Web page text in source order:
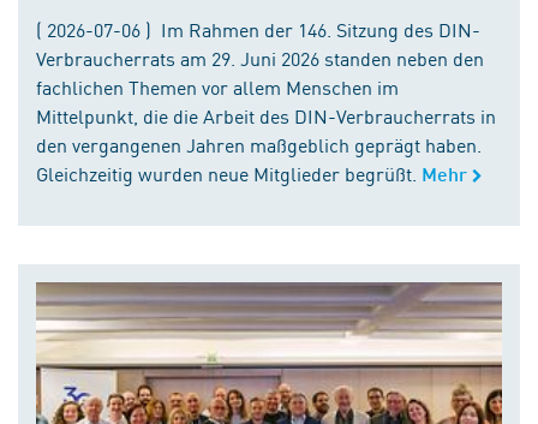
( 2026-07-06 ) Im Rahmen der 146. Sitzung des DIN-
Verbraucherrats am 29. Juni 2026 standen neben den
fachlichen Themen vor allem Menschen im
Mittelpunkt, die die Arbeit des DIN-Verbraucherrats in
den vergangenen Jahren maßgeblich geprägt haben.
Gleichzeitig wurden neue Mitglieder begrüßt. Mehr